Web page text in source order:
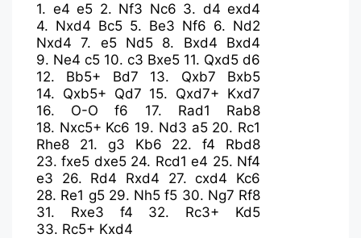
1. e4 e5 2. Nf3 Nc6 3. d4 exd4
4. Nxd4 Bc5 5. Be3 Nf6 6. Nd2
Nxd4
7. e5 Nd5 8. Bxd4
Bxd4
9. Ne4 c5 10. c3 Bxe5 11. Qxd5 d6
12. Bb5+ Bd7 13. Qxb7
Bxb5
14. Qxb5+ Qd7 15. Qxd7+ Kxd7
16. O-O f6 17. Rad1
Rab8
18. Nxc5+ Kc6 19. Nd3 a5 20. Rc1
Rhe8
21. g3 Kb6 22.f4
Rbd8
23.fxe5 dxe5 24. Rcd1 e4 25. Nf4
e3
26. Rd4 Rxd4 27.cxd4
Kc6
28. Re1 g5 29. Nh5 f5 30. Ng7 Rf8
31. Rxe3 f4 32. Rc3+
Kd5
33. Rc5+ Kxd4